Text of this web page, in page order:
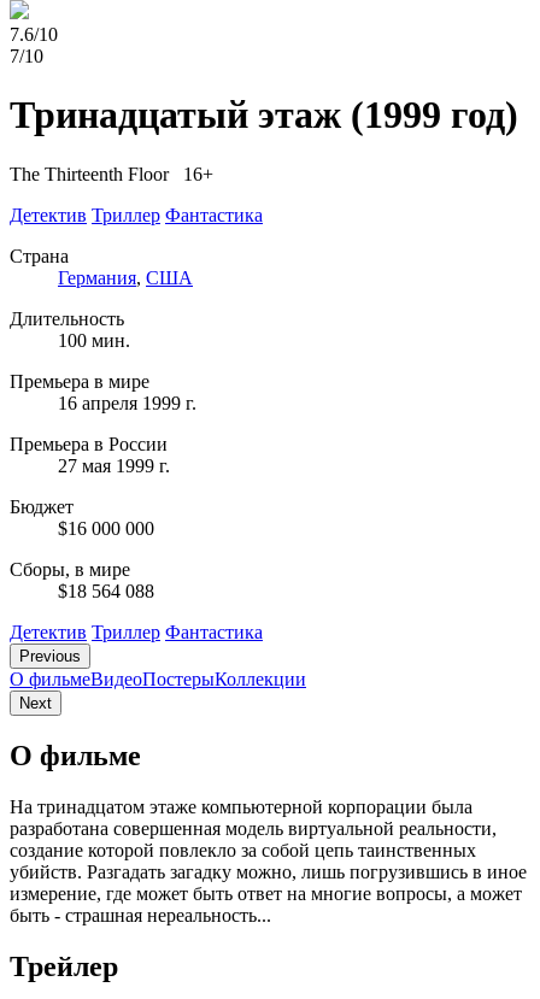
7.6/10
7/10
Тринадцатый этаж(1999 год)
The Thirteenth Floor 16+
Детектив Триллер Фантастика
Страна
Германия, США
Длительность
100 мин.
Премьера в мире
16 апреля 1999 г.
Премьера в России
27 мая 1999 г.
Бюджет
$16 000 000
Сборы, в мире
$18 564 088
Детектив Триллер Фантастика
Previous
О фильмеВидеоПостерыКоллекции
Next
О фильме
На тринадцатом этаже компьютерной корпорации была
разработана совершенная модель виртуальной реальности,
создание которой повлекло за собой цепь таинственных
убийств. Разгадать загадку можно, лишь погрузившись в иное
измерение, где может быть ответ на многие вопросы, а может
быть - страшная нереальность...
Трейлер